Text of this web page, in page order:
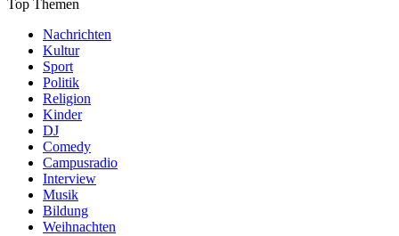
Top Themen
Nachrichten
Kultur
Sport
Politik
Religion
Kinder
DJ
Comedy
Campusradio
Interview
Musik
Bildung
Weihnachten